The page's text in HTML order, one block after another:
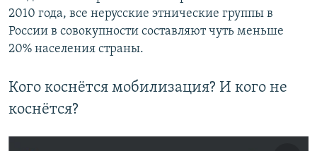
2010 года, все нерусские этнические группы в
России в совокупности составляют чуть меньше
20% населения страны.
Кого коснётся мобилизация? И кого не
коснётся?